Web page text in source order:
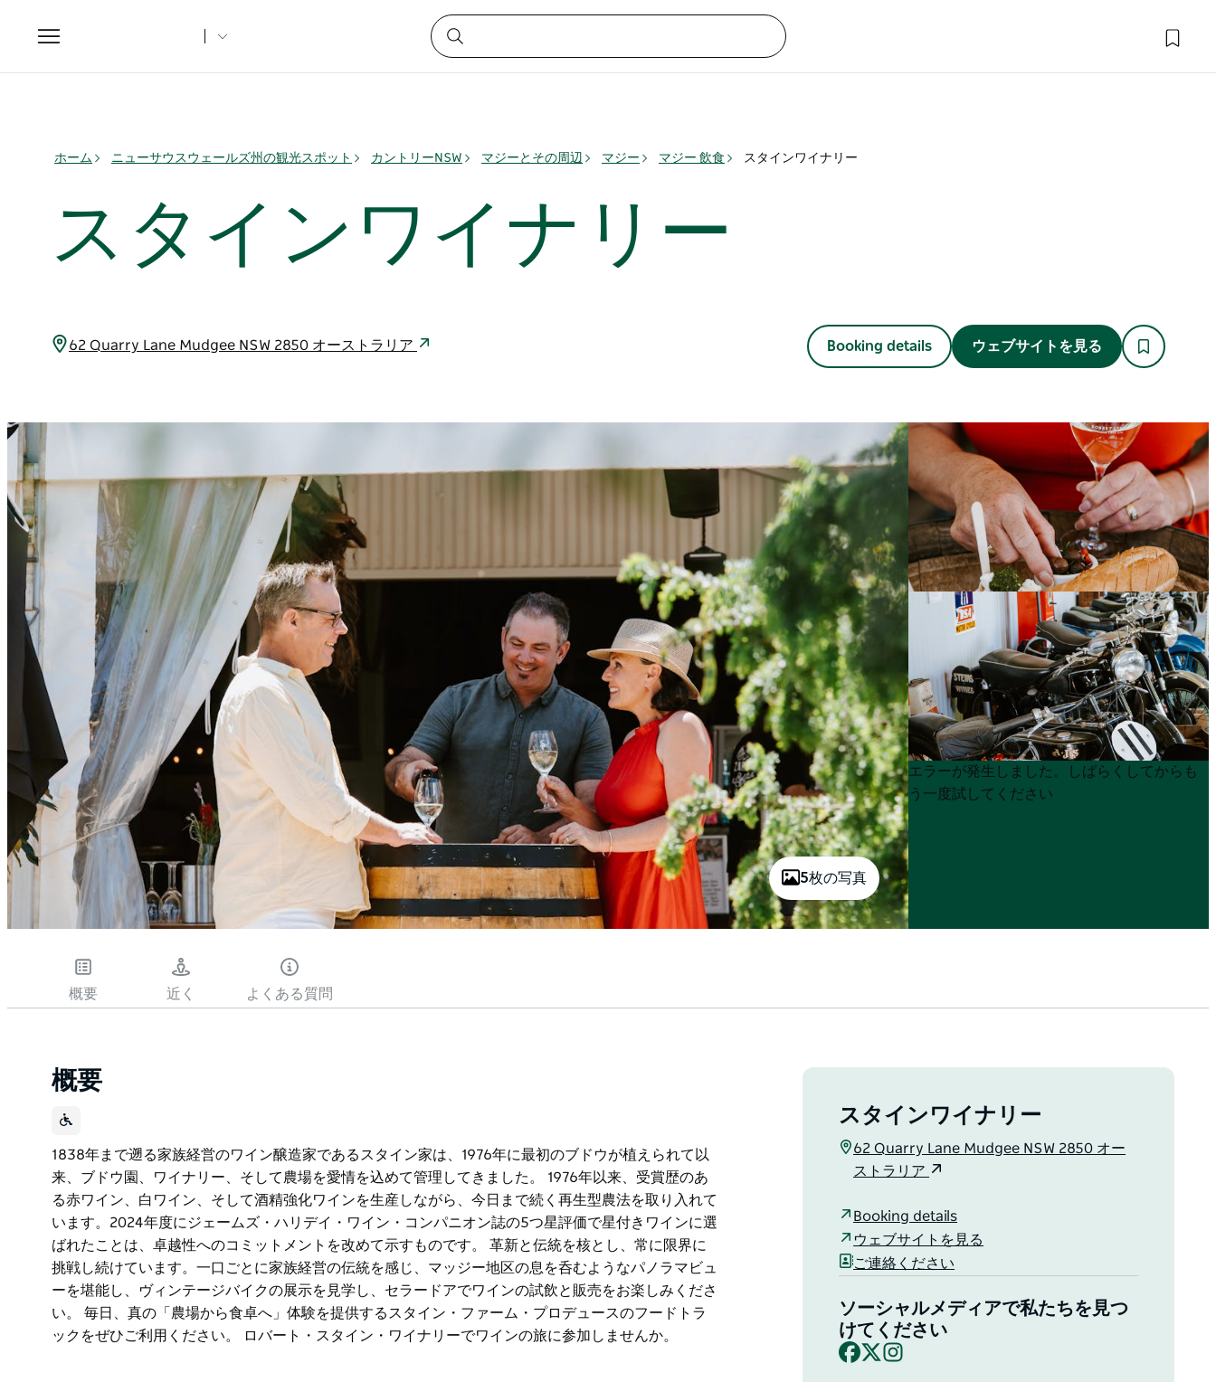
Toggle
navigation
ホーム ニューサウスウェールズ州の観光スポット カントリーNSW マジーとその周辺 マジー マジー 飲食 スタインワイナリー
スタインワイナリー
62 Quarry Lane Mudgee NSW 2850 オーストラリア Booking details ウェブサイトを見る
5枚の写真
Product
List
Product
List
エラーが発生しました。しばらくしてからも
う一度試してください
概要 近く よくある質問
概要
1838年まで遡る家族経営のワイン醸造家であるスタイン家は、1976年に最初のブドウが植えられて以
来、ブドウ園、ワイナリー、そして農場を愛情を込めて管理してきました。 1976年以来、受賞歴のあ
る赤ワイン、白ワイン、そして酒精強化ワインを生産しながら、今日まで続く再生型農法を取り入れて
います。2024年度にジェームズ・ハリデイ・ワイン・コンパニオン誌の5つ星評価で星付きワインに選
ばれたことは、卓越性へのコミットメントを改めて示すものです。 革新と伝統を核とし、常に限界に
挑戦し続けています。一口ごとに家族経営の伝統を感じ、マッジー地区の息を呑むようなパノラマビュ
ーを堪能し、ヴィンテージバイクの展示を見学し、セラードアでワインの試飲と販売をお楽しみくださ
い。 毎日、真の「農場から食卓へ」体験を提供するスタイン・ファーム・プロデュースのフードトラ
ックをぜひご利用ください。 ロバート・スタイン・ワイナリーでワインの旅に参加しませんか。
スタインワイナリー
62 Quarry Lane Mudgee NSW 2850 オー
ストラリア
Booking details
ウェブサイトを見る
ご連絡ください
ソーシャルメディアで私たちを見つ
けてください
Facebook
X